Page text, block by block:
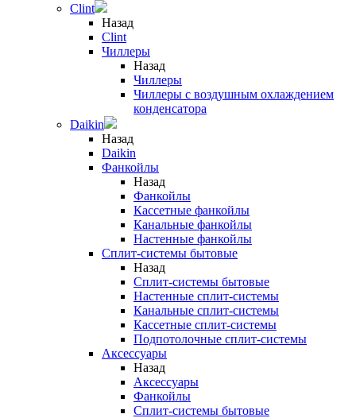
Clint
Назад
Clint
Чиллеры
Назад
Чиллеры
Чиллеры с воздушным охлаждением
конденсатора
Daikin
Назад
Daikin
Фанкойлы
Назад
Фанкойлы
Кассетные фанкойлы
Канальные фанкойлы
Настенные фанкойлы
Сплит-системы бытовые
Назад
Сплит-системы бытовые
Настенные сплит-системы
Канальные сплит-системы
Кассетные сплит-системы
Подпотолочные сплит-системы
Аксессуары
Назад
Аксессуары
Фанкойлы
Сплит-системы бытовые